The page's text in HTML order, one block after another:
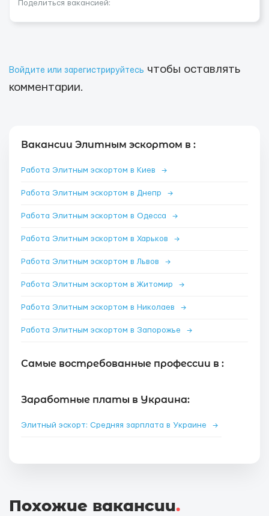
Поделиться вакансией:
Войдите или зарегистрируйтесь чтобы оставлять
комментарии.
Вакансии Элитным эскортом в :
Работа Элитным эскортом в Киев →
Работа Элитным эскортом в Днепр →
Работа Элитным эскортом в Одесса →
Работа Элитным эскортом в Харьков →
Работа Элитным эскортом в Львов →
Работа Элитным эскортом в Житомир →
Работа Элитным эскортом в Николаев →
Работа Элитным эскортом в Запорожье →
Самые востребованные профессии в :
Заработные платы в Украина:
Элитный эскорт: Средняя зарплата в Украине →
Похожие вакансии.